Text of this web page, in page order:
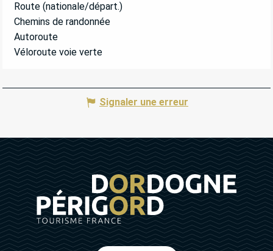
Route (nationale/départ.)
Chemins de randonnée
Autoroute
Véloroute voie verte
Signaler une erreur